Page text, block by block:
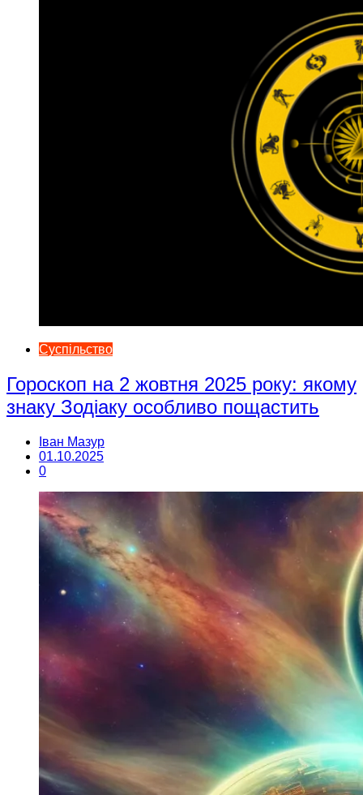
Суспільство
Гороскоп на 2 жовтня 2025 року: якому
знаку Зодіаку особливо пощастить
Іван Мазур
01.10.2025
0